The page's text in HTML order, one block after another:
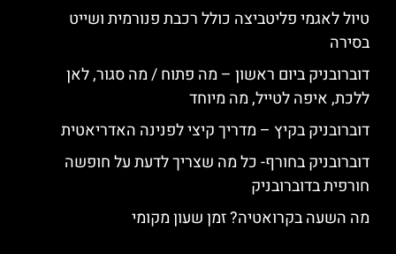
טיול לאגמי פליטביצה כולל רכבת פנורמית ושייט
בסירה
דוברובניק ביום ראשון – מה פתוח / מה סגור, לאן
ללכת, איפה לטייל, מה מיוחד
דוברובניק בקיץ – מדריך קיצי לפנינה האדריאטית
דוברובניק בחורף- כל מה שצריך לדעת על חופשה
חורפית בדוברובניק
מה השעה בקרואטיה? זמן שעון מקומי